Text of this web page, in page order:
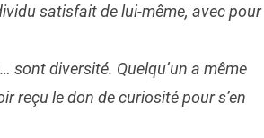
satisfait de lui-même, avec pour
sont diversité. Quelqu’un a même
reçu le don de curiosité pour s’en